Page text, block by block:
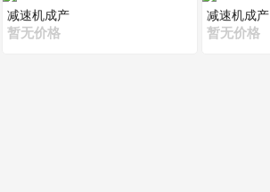
包装机齿轮厂
插齿加工
齿条
对外机械加工
减速机成产
暂无价格
减速机成产
暂无价格